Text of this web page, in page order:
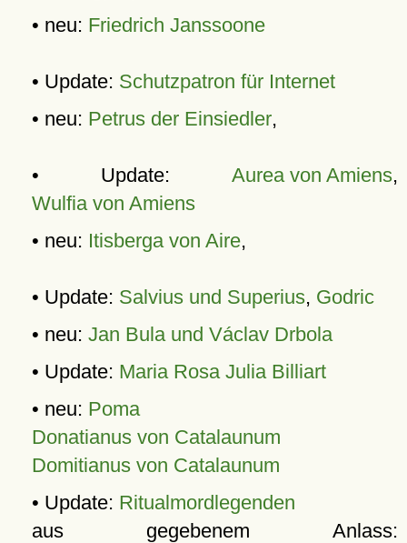
• neu: Friedrich Janssoone
• Update: Schutzpatron für Internet
• neu: Petrus der Einsiedler,
• Update: Aurea von Amiens,
Wulfia von Amiens
• neu: Itisberga von Aire,
• Update: Salvius und Superius, Godric
• neu: Jan Bula und Václav Drbola
• Update: Maria Rosa Julia Billiart
• neu: Poma
Donatianus von Catalaunum
Domitianus von Catalaunum
• Update: Ritualmordlegenden
aus gegebenem Anlass: